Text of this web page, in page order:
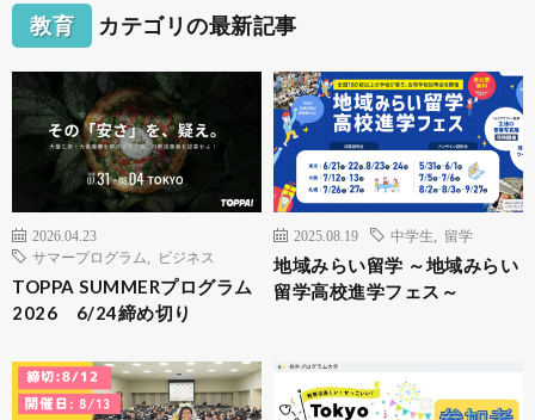
教育 カテゴリの最新記事
2026.04.23
サマープログラム
ビジネス
TOPPA SUMMERプログラム
2026 6/24締め切り
2025.08.19 中学生 留学
地域みらい留学 ～地域みらい
留学高校進学フェス～